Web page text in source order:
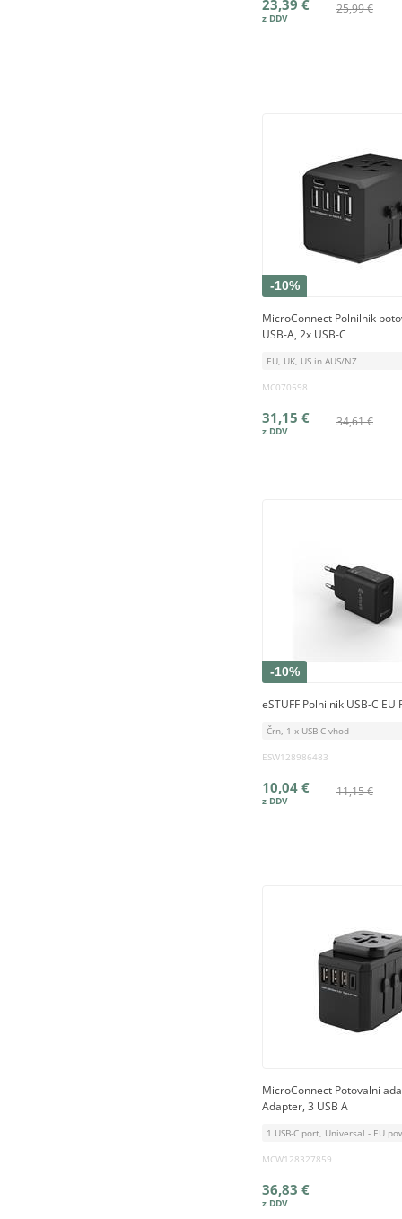
25,99 €
23,39 €
-10%
MicroConnect Polnilnik
USB-A, 2x USB-C
EU, UK, US in AUS/NZ
MC070598
34,61 €
31,15 €
-10%
eSTUFF Polnilnik USB-C EU
Črn, 1 x USB-C vhod
ESW128986483
11,15 €
10,04 €
MicroConnect Potovalni
Adapter, 3 USB A
1 USB-C port, Universal - EU
MCW128327859
36,83 €